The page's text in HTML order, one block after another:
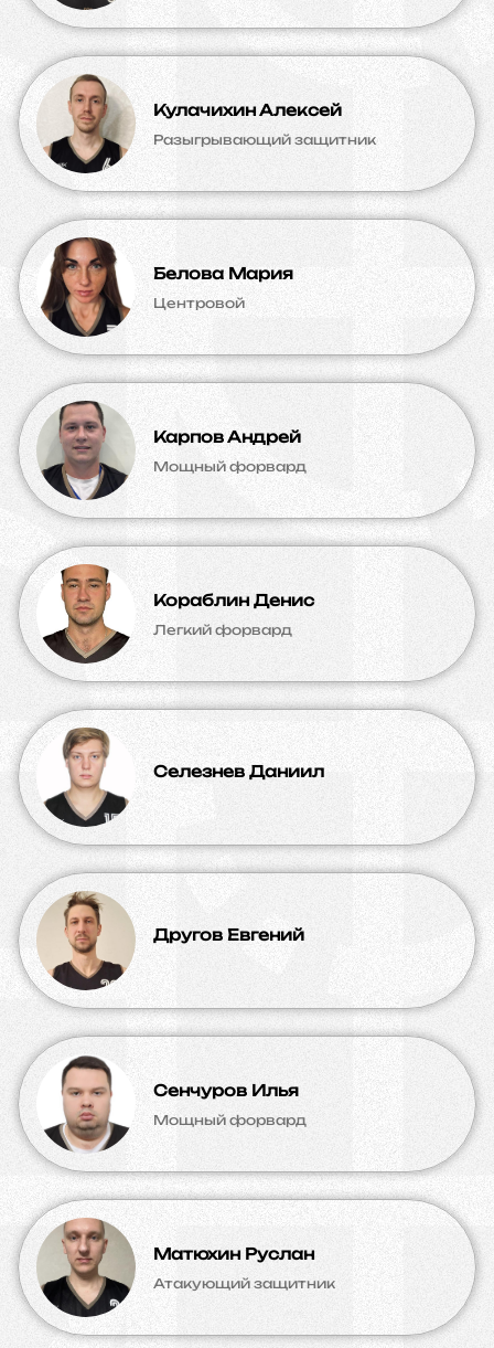
Кулачихин Алексей
Разыгрывающий защитник
Белова Мария
Центровой
Карпов Андрей
Мощный форвард
Кораблин Денис
Легкий форвард
Селезнев Даниил
Другов Евгений
Сенчуров Илья
Мощный форвард
Матюхин Руслан
Атакующий защитник